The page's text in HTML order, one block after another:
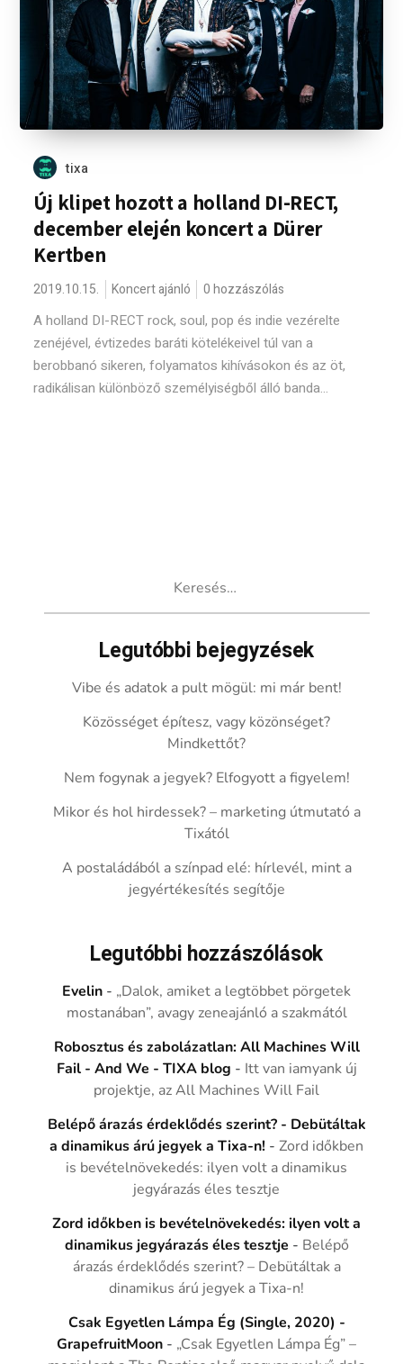
tixa
Új klipet hozott a holland DI-RECT,
december elején koncert a Dürer
Kertben
2019.10.15. Koncert ajánló 0 hozzászólás
A holland DI-RECT rock, soul, pop és indie vezérelte
zenéjével, évtizedes baráti kötelékeivel túl van a
berobbanó sikeren, folyamatos kihívásokon és az öt,
radikálisan különböző személyiségből álló banda...
Legutóbbi bejegyzések
Vibe és adatok a pult mögül: mi már bent!
Közösséget építesz, vagy közönséget?
Mindkettőt?
Nem fogynak a jegyek? Elfogyott a figyelem!
Mikor és hol hirdessek? – marketing útmutató a
Tixától
A postaládából a színpad elé: hírlevél, mint a
jegyértékesítés segítője
Legutóbbi hozzászólások
Evelin - „Dalok, amiket a legtöbbet pörgetek
mostanában”, avagy zeneajánló a szakmától
Robosztus és zabolázatlan: All Machines Will
Fail - And We - TIXA blog - Itt van iamyank új
projektje, az All Machines Will Fail
Belépő árazás érdeklődés szerint? - Debütáltak
a dinamikus árú jegyek a Tixa-n! -Zord időkben
is bevételnövekedés: ilyen volt a dinamikus
jegyárazás éles tesztje
Zord időkben is bevételnövekedés: ilyen volt a
dinamikus jegyárazás éles tesztje - Belépő
árazás érdeklődés szerint? – Debütáltak a
dinamikus árú jegyek a Tixa-n!
Csak Egyetlen Lámpa Ég (Single, 2020) -
GrapefruitMoon - „Csak Egyetlen Lámpa Ég” –